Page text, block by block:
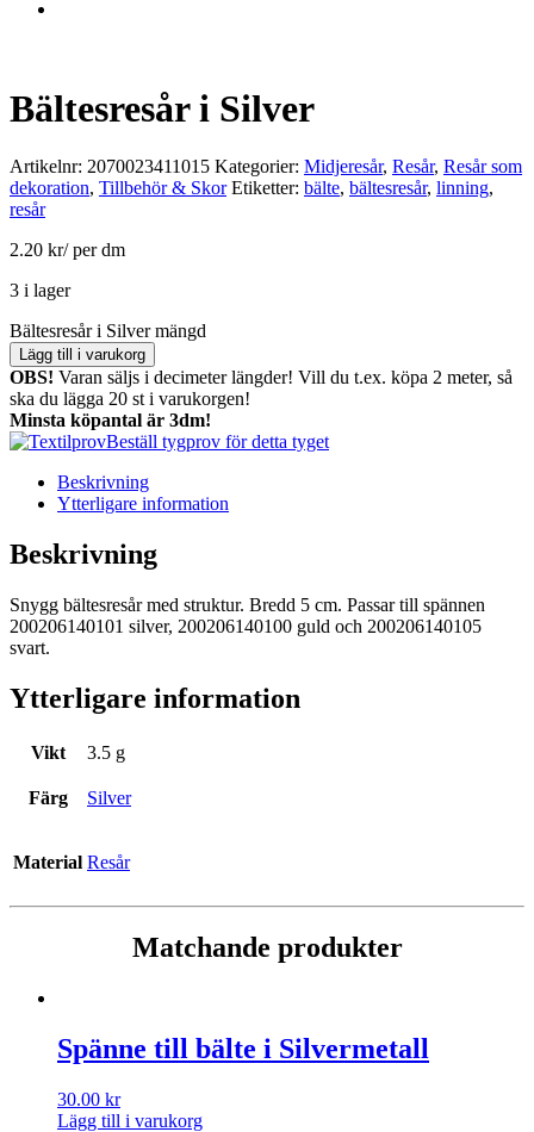
Bältesresår i Silver
Artikelnr: 2070023411015 Kategorier: Midjeresår, Resår, Resår som
dekoration, Tillbehör & Skor Etiketter: bälte, bältesresår, linning,
resår
2.20 kr/ per dm
3 i lager
Bältesresår i Silver mängd
Lägg till i varukorg
OBS! Varan säljs i decimeter längder! Vill du t.ex. köpa 2 meter, så
ska du lägga 20 st i varukorgen!
Minsta köpantal är 3dm!
Beställ tygprov för detta tyget
Beskrivning
Ytterligare information
Beskrivning
Snygg bältesresår med struktur. Bredd 5 cm. Passar till spännen
200206140101 silver, 200206140100 guld och 200206140105
svart.
Ytterligare information
Vikt 3.5 g
Färg Silver
Material Resår
Matchande produkter
Spänne till bälte i Silvermetall
30.00 kr
Lägg till i varukorg